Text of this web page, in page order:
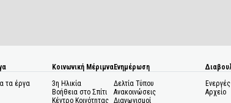
τα έργα
Κοινωνική Μέριμνα
3η Ηλικία
Βοήθεια στο Σπίτι
Κέντρο Κοινότητας
Ενημέρωση
Δελτία Τύπου
Ανακοινώσεις
Διαγωνισμοί
Ενεργές
Αρχείο